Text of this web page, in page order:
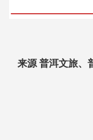
来源 普洱文旅、